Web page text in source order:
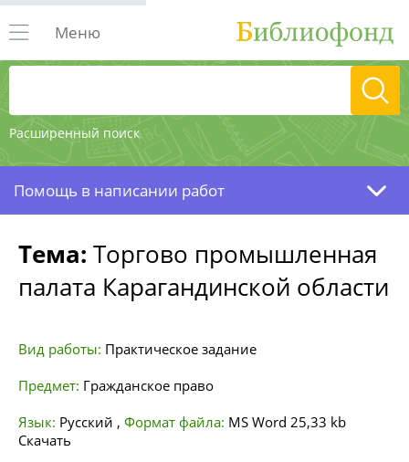
Расширенный поиск
Меню
Помощь в написании работ
Тема: Торгово промышленная
палата Карагандинской области
Вид работы: Практическое задание
Предмет: Гражданское право
Язык: Русский , Формат файла: MS Word 25,33 kb
Скачать